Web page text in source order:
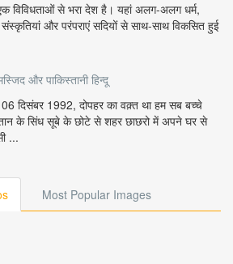
विविधताओं से भरा देश है। यहां अलग-अलग धर्म,
संस्कृतियां और परंपराएं सदियों से साथ-साथ विकसित हुई
और पाकिस्तानी हिन्दू
06 दिसंबर 1992, दोपहर का वक़्त था हम सब बच्चे
के सिंध सूबे के छोटे से शहर छाछरो में अपने घर से
...
Most Popular Images